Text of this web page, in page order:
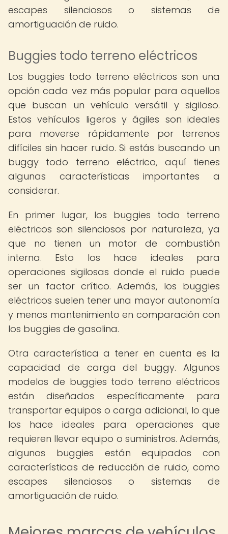
escapes silenciosos o sistemas de
amortiguación de ruido.
Buggies todo terreno eléctricos
Los buggies todo terreno eléctricos son una
opción cada vez más popular para aquellos
que buscan un vehículo versátil y sigiloso.
Estos vehículos ligeros y ágiles son ideales
para moverse rápidamente por terrenos
difíciles sin hacer ruido. Si estás buscando un
buggy todo terreno eléctrico, aquí tienes
algunas características importantes a
considerar.
En primer lugar, los buggies todo terreno
eléctricos son silenciosos por naturaleza, ya
que no tienen un motor de combustión
interna. Esto los hace ideales para
operaciones sigilosas donde el ruido puede
ser un factor crítico. Además, los buggies
eléctricos suelen tener una mayor autonomía
y menos mantenimiento en comparación con
los buggies de gasolina.
Otra característica a tener en cuenta es la
capacidad de carga del buggy. Algunos
modelos de buggies todo terreno eléctricos
están diseñados específicamente para
transportar equipos o carga adicional, lo que
los hace ideales para operaciones que
requieren llevar equipo o suministros. Además,
algunos buggies están equipados con
características de reducción de ruido, como
escapes silenciosos o sistemas de
amortiguación de ruido.